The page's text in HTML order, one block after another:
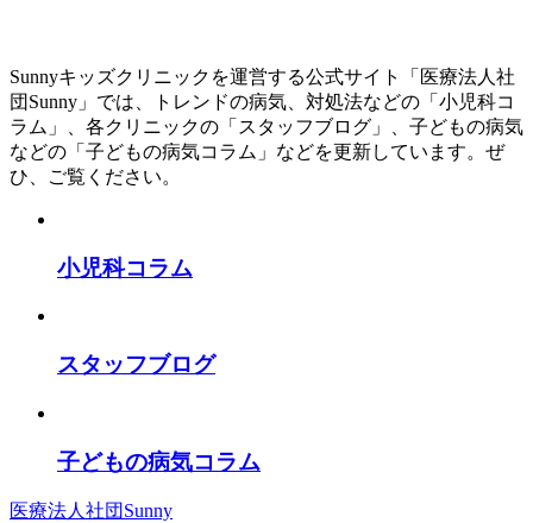
Sunnyキッズクリニックを運営する公式サイト「医療法人社
団Sunny」では、トレンドの病気、対処法などの「小児科コ
ラム」、各クリニックの「スタッフブログ」、子どもの病気
などの「子どもの病気コラム」などを更新しています。ぜ
ひ、ご覧ください。
小児科コラム
スタッフブログ
子どもの病気コラム
医療法人社団Sunny